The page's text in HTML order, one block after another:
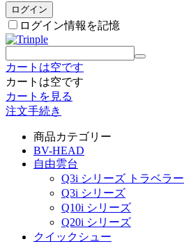
ログイン
ログイン情報を記憶
カートは空です
カートは空です
カートを見る
注文手続き
商品カテゴリー
BV-HEAD
自由雲台
Q3i シリーズ トラベラー
Q3i シリーズ
Q10i シリーズ
Q20i シリーズ
クイックシュー